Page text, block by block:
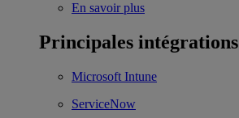
En savoir plus
Principales intégrations
Microsoft Intune
ServiceNow